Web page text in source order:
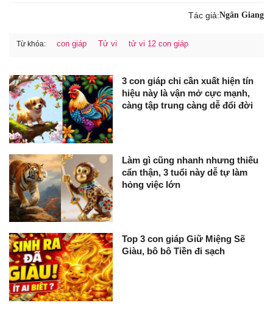
Tác giả:Ngân Giang
Từ khóa: con giáp Tử vi tử vi 12 con giáp
3 con giáp chỉ cần xuất hiện tín
hiệu này là vận mở cực mạnh,
càng tập trung càng dễ đổi đời
Làm gì cũng nhanh nhưng thiếu
cẩn thận, 3 tuổi này dễ tự làm
hỏng việc lớn
Top 3 con giáp Giữ Miệng Sẽ
Giàu, bô bô Tiền đi sạch